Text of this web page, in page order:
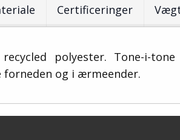
Certificeringer
polyester. Tone-i-
og i ærmeender.